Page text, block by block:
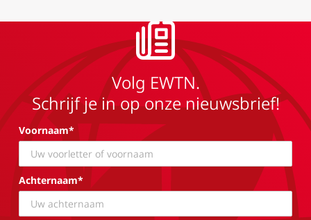
Volg EWTN.
Schrijf je in op onze nieuwsbrief!
Voornaam*
Achternaam*